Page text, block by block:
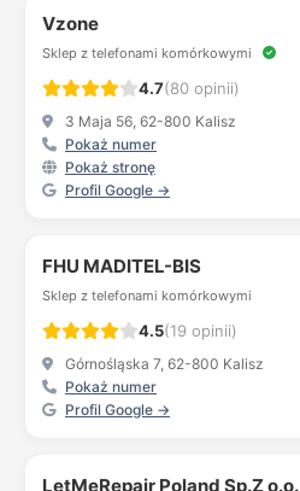
Vzone
Sklep z telefonami komórkowymi
4.7(80 opinii)
3 Maja 56, 62-800 Kalisz
Pokaż numer
Pokaż stronę
Profil Google →
FHU MADITEL-BIS
Sklep z telefonami komórkowymi
4.5(19 opinii)
Górnośląska 7, 62-800 Kalisz
Pokaż numer
Profil Google →
LetMeRepair Poland Sp.Z o.o.